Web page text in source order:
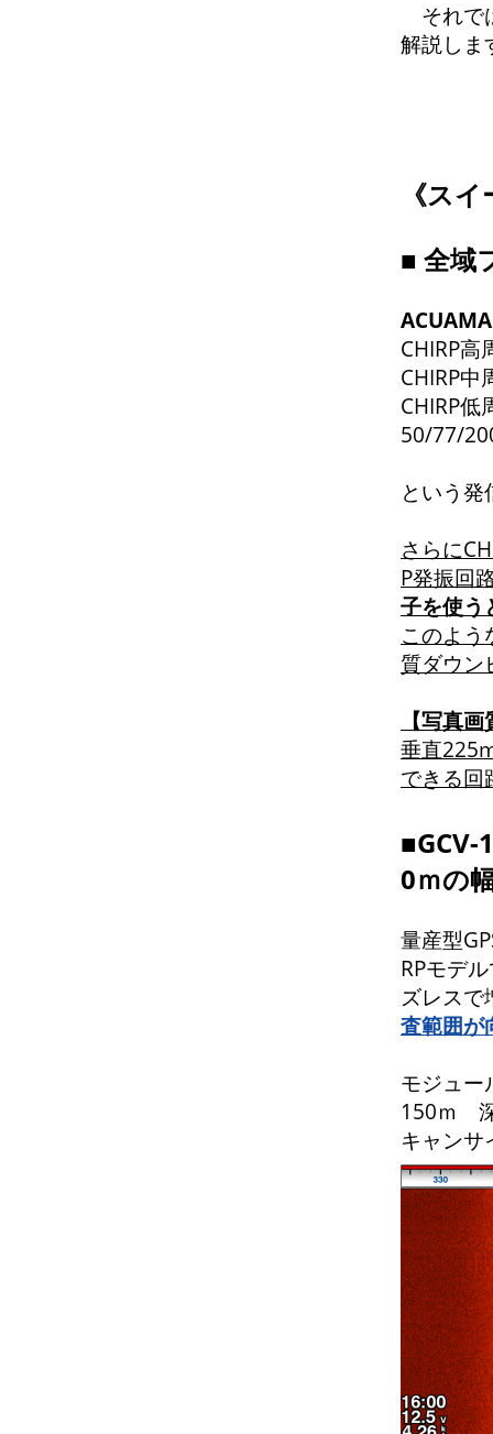
それで
解説しま
《スイ
■ 全域
CHIRP
CHIRP
CHIRP
50/77/
という発
さらに
P発振回
子を使う
このよう
質ダウン
【写真
垂直
できる回
■GCV-
0ｍの
量産型
RPモデ
ズレスで
査範囲が
モジュ
150ｍ
キャンサ